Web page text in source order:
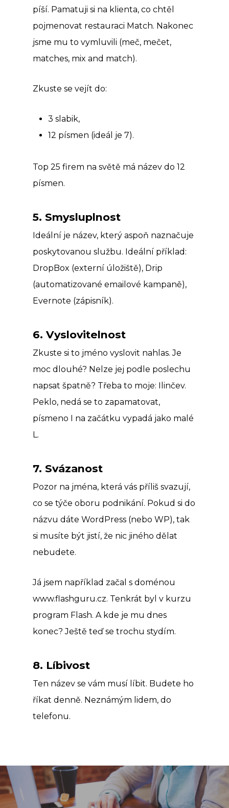
píší. Pamatuji si na klienta, co chtěl
pojmenovat restauraci Match. Nakonec
jsme mu to vymluvili (meč, mečet,
matches, mix and match).
Zkuste se vejít do:
3 slabik,
12 písmen (ideál je 7).
Top 25 firem na světě má název do 12
písmen.
5. Smysluplnost
Ideální je název, který aspoň naznačuje
poskytovanou službu. Ideální příklad:
DropBox (externí úložiště), Drip
(automatizované emailové kampaně),
Evernote (zápisník).
6. Vyslovitelnost
Zkuste si to jméno vyslovit nahlas. Je
moc dlouhé? Nelze jej podle poslechu
napsat špatně? Třeba to moje: Ilinčev.
Peklo, nedá se to zapamatovat,
písmeno I na začátku vypadá jako malé
L.
7. Svázanost
Pozor na jména, která vás příliš svazují,
co se týče oboru podnikání. Pokud si do
názvu dáte WordPress (nebo WP), tak
si musíte být jistí, že nic jiného dělat
nebudete.
Já jsem například začal s doménou
www.flashguru.cz. Tenkrát byl v kurzu
program Flash. A kde je mu dnes
konec? Ještě teď se trochu stydím.
8. Líbivost
Ten název se vám musí líbit. Budete ho
říkat denně. Neznámým lidem, do
telefonu.